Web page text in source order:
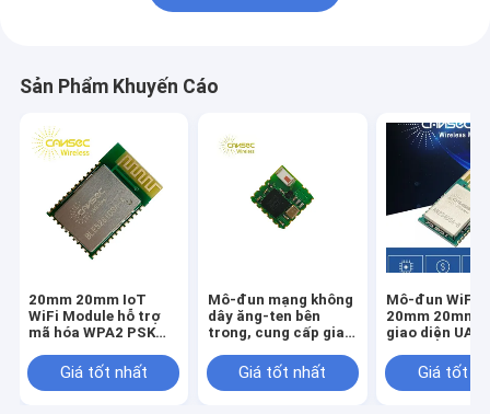
Sản Phẩm Khuyến Cáo
20mm 20mm IoT
WiFi Module hỗ trợ
mã hóa WPA2 PSK
hợp với Smart Home
Industrial Control
Giá tốt nhất
Mô-đun mạng không
dây ăng-ten bên
trong, cung cấp giao
GPIO, hoàn hảo cho
các ứng dụng không
Giá tốt nhất
Mô-đun WiFi
20mm 20mm
giao diện
nhiệt độ Tối
đến 70 độ C
Giá tốt